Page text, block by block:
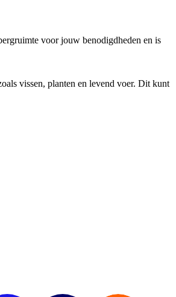
voor jouw benodigdheden en is
vissen, planten en levend voer. Dit kunt